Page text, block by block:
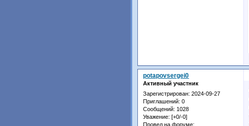
potapovsergei0
Активный участник
Зарегистрирован: 2024-09-27
Приглашений: 0
Сообщений: 1028
Уважение: [+0/-0]
Провел на форуме: